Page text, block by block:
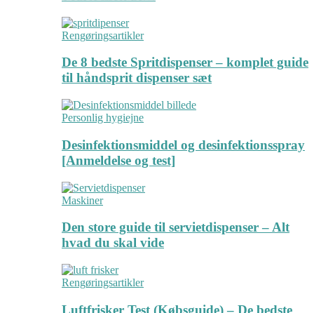
Rengøringsartikler
De 8 bedste Spritdispenser – komplet guide
til håndsprit dispenser sæt
Personlig hygiejne
Desinfektionsmiddel og desinfektionsspray
[Anmeldelse og test]
Maskiner
Den store guide til servietdispenser – Alt
hvad du skal vide
Rengøringsartikler
Luftfrisker Test (Købsguide) – De bedste